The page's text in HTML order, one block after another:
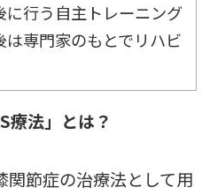
行う自主トレーニング
専門家のもとでリハビ
法」とは？
関節症の治療法として用